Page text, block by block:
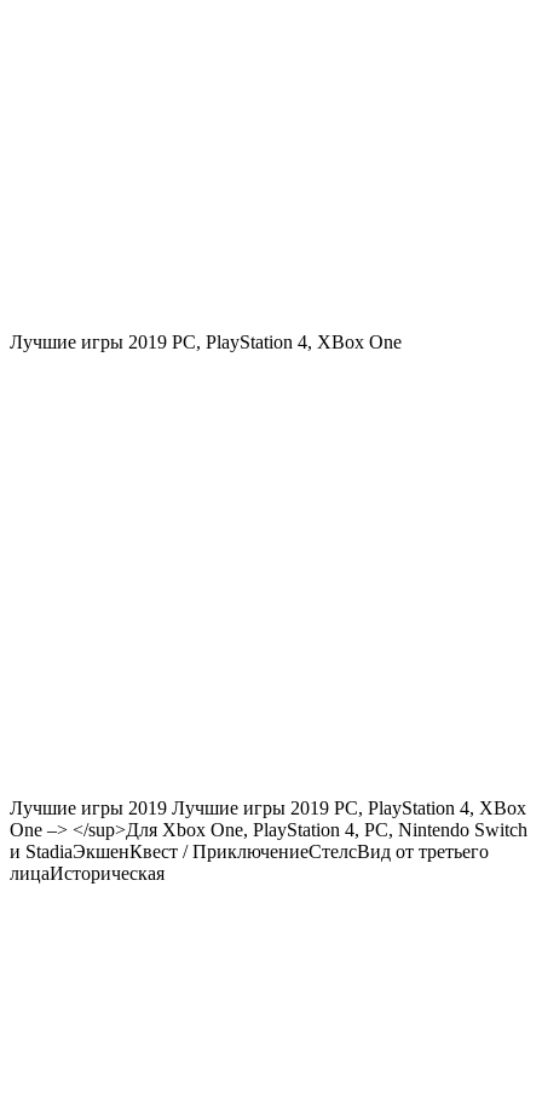
Лучшие игры 2019 PC, PlayStation 4, XBox One
Лучшие игры 2019 Лучшие игры 2019 PC, PlayStation 4, XBox
One –> </sup>Для Xbox One, PlayStation 4, PC, Nintendo Switch
и StadiaЭкшенКвест / ПриключениеСтелсВид от третьего
лицаИсторическая